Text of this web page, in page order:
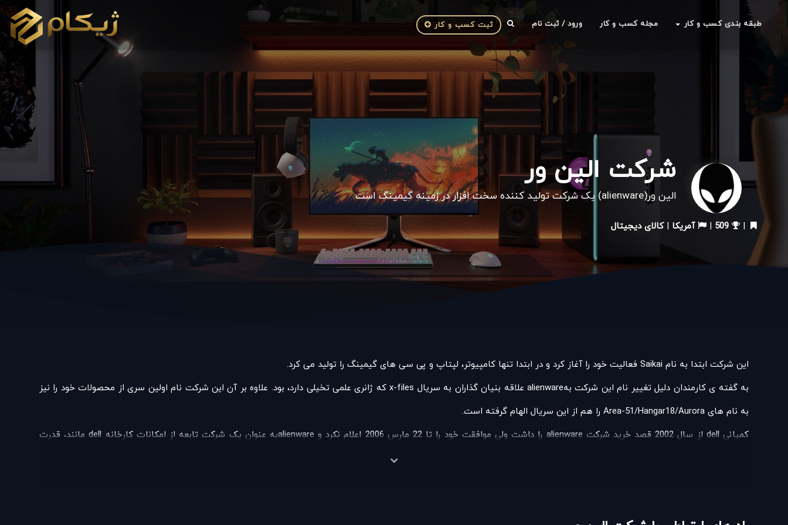
شرکت الین ور
الین ور(alienware) یک شرکت تولید کننده سخت افزار در زمینه گیمینگ است.
|
| آمریکا |کالای دیجیتال
طبقه بندی کسب و کار مجله کسب و کار ورود / ثبت نام ثبت کسب و کار
این شرکت ابتدا به نام Saikai فعالیت خود را آغاز کرد و در ابتدا تنها کامپیوتر، لپتاپ و پی سی های گیمینگ را تولید می کرد.
به گفته­ ی کارمندان دلیل تغییر نام این شرکت بهalienware علاقه بنیان گذاران به سریال x-files که ژانری علمی تخیلی دارد، بود. علاوه بر آن این شرکت نام اولین سری از محصولات خود را نیز
به نام های Area-51/Hangar18/Aurora را هم از این سریال الهام گرفته است.
کمپانی dell از سال 2002 قصد خرید شرکت alienware را داشت ولی موافقت خود را تا 22 مارس 2006 اعلام نکرد و alienwareبه عنوان یک شرکت تابعه از امکانات کارخانه dell مانند، قدرت
خرید، توانایی تولید در مقیاس و زنجیره تامین استفاده کرد که باعث کاهش هزینه های عملیاتی آن می شد.